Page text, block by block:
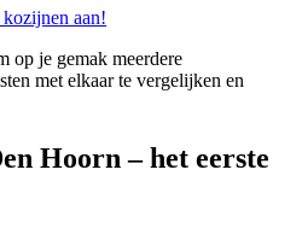
aan!
op je gemak meerdere
met elkaar te vergelijken en
Hoorn – het eerste